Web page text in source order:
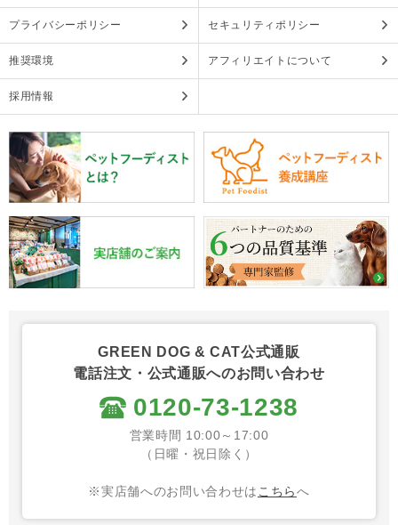
プライバシーポリシー セキュリティポリシー
推奨環境 アフィリエイトについて
採用情報
GREEN DOG & CAT公式通販
電話注文・公式通販へのお問い合わせ
0120-73-1238
営業時間 10:00～17:00
（日曜・祝日除く）
※実店舗へのお問い合わせは こちらへ